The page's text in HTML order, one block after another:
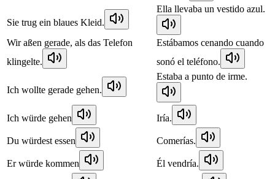
Sie trug ein blaues Kleid.
Ella llevaba un vestido azul.
Wir aßen gerade, als das Telefon
klingelte.
Estábamos cenando cuando
sonó el teléfono.
Ich wollte gerade gehen.
Estaba a punto de irme.
Ich würde gehen Iría.
Du würdest essen Comerías.
Er würde kommen Él vendría.